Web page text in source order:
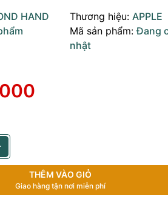
HAND Thương hiệu: APPLE
Mã sản phẩm: Đang
nhật
THÊM VÀO GIỎ
Giao hàng tận nơi miễn phí